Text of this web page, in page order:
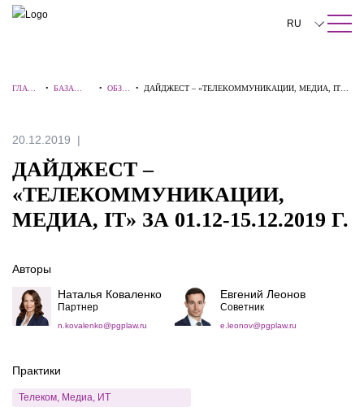
ПОИСК ПО САЙТУ Закрыть
RU
中文
Español
ГЛАВН
• БАЗА
• ОБЗО
• ДАЙДЖЕСТ – «ТЕЛЕКОММУНИКАЦИИ, МЕДИА, IT»
20.12.2019
ДАЙДЖЕСТ –
«ТЕЛЕКОММУНИКАЦИИ,
МЕДИА, IT» ЗА 01.12-15.12.2019 Г.
Авторы
Наталья Коваленко
Партнер
n.kovalenko@pgplaw.ru
Евгений Леонов
Советник
e.leonov@pgplaw.ru
Практики
Телеком, Медиа, ИТ